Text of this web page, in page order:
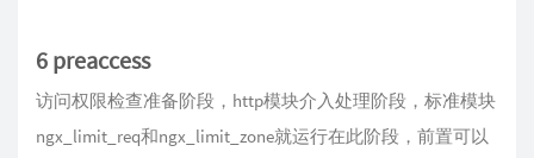
6 preaccess
访问权限检查准备阶段，http模块介入处理阶段，标准模块
ngx_limit_req和ngx_limit_zone就运行在此阶段，前置可以